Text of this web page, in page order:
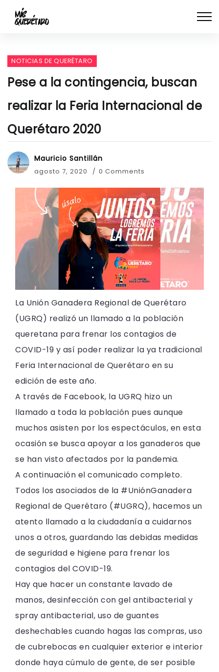
NOTICIAS DE QUERÉTARO
Pese a la contingencia, buscan
realizar la Feria Internacional de
Querétaro 2020
Mauricio Santillán
agosto 7, 2020 0 Comments
La Unión Ganadera Regional de Querétaro
(UGRQ) realizó un llamado a la población
queretana para frenar los contagios de
COVID-19 y así poder realizar la ya tradicional
Feria Internacional de Querétaro en su
edición de este año.
A través de Facebook, la UGRQ hizo un
llamado a toda la población pues aunque
muchos asisten por los espectáculos, en esta
ocasión se busca apoyar a los ganaderos que
se han visto afectados por la pandemia.
A continuación el comunicado completo.
Todos los asociados de la #UniónGanadera
Regional de Querétaro (#UGRQ), hacemos un
atento llamado a la ciudadanía a cuidarnos
unos a otros, guardando las debidas medidas
de seguridad e higiene para frenar los
contagios del COVID-19.
Hay que hacer un constante lavado de
manos, desinfección con gel antibacterial y
spray antibacterial, uso de guantes
deshechables cuando hagas las compras, uso
de cubrebocas en cualquier exterior e interior
donde haya cúmulo de gente, de ser posible